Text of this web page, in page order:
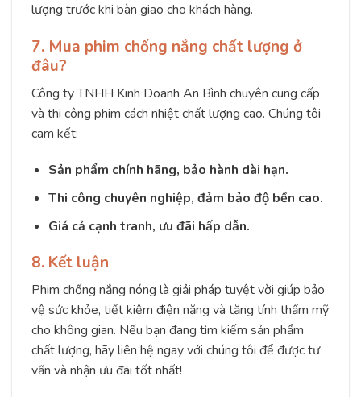
lượng trước khi bàn giao cho khách hàng.
7. Mua phim chống nắng chất lượng ở
đâu?
Công ty TNHH Kinh Doanh An Bình chuyên cung cấp
và thi công phim cách nhiệt chất lượng cao. Chúng tôi
cam kết:
Sản phẩm chính hãng, bảo hành dài hạn.
Thi công chuyên nghiệp, đảm bảo độ bền cao.
Giá cả cạnh tranh, ưu đãi hấp dẫn.
8. Kết luận
Phim chống nắng nóng là giải pháp tuyệt vời giúp bảo
vệ sức khỏe, tiết kiệm điện năng và tăng tính thẩm mỹ
cho không gian. Nếu bạn đang tìm kiếm sản phẩm
chất lượng, hãy liên hệ ngay với chúng tôi để được tư
vấn và nhận ưu đãi tốt nhất!